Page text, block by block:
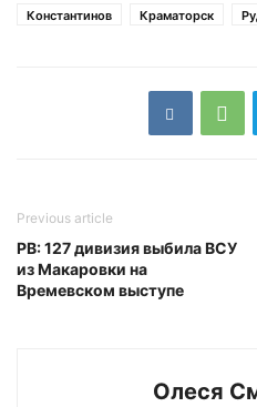
Константинов
Краматорск
Previous article
РВ: 127 дивизия выбила ВСУ
из Макаровки на
Времевском выступе
Олеся